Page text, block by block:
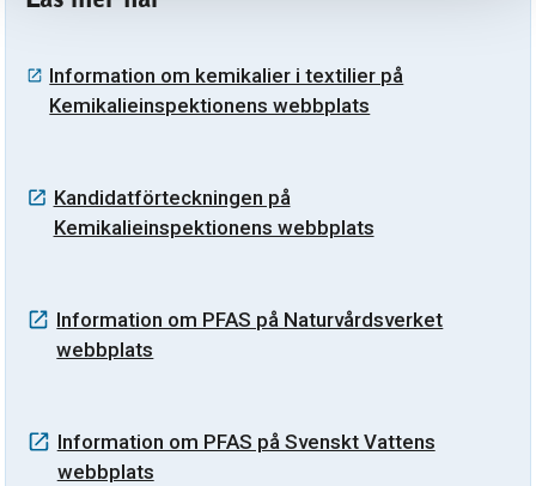
Information om kemikalier i textilier på
Kemikalieinspektionens webbplats
Kandidatförteckningen på
Kemikalieinspektionens webbplats
Information om PFAS på Naturvårdsverket
webbplats
Information om PFAS på Svenskt Vattens
webbplats